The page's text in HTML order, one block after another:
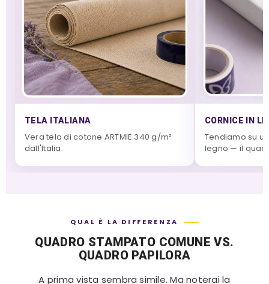
TELA ITALIANA
Vera tela di cotone ARTMIE 340 g/m²
dall'Italia.
CORNICE IN
Tendiamo su
legno — il
QUAL È LA DIFFERENZA
QUADRO STAMPATO COMUNE VS.
QUADRO PAPILORA
A prima vista sembra simile. Ma noterai la